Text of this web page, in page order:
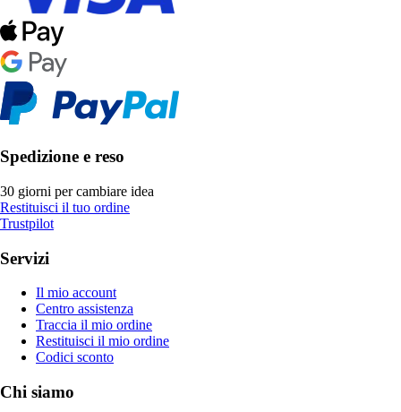
Spedizione e reso
30 giorni per cambiare idea
Restituisci il tuo ordine
Trustpilot
Servizi
Il mio account
Centro assistenza
Traccia il mio ordine
Restituisci il mio ordine
Codici sconto
Chi siamo